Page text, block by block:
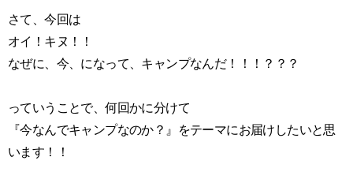
さて、今回は
オイ！キヌ！！
なぜに、今、になって、キャンプなんだ！！！？？？
っていうことで、何回かに分けて
『今なんでキャンプなのか？』をテーマにお届けしたいと思
います！！